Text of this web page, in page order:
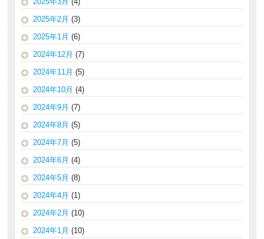
2025年2月 (3)
2025年1月 (6)
2024年12月 (7)
2024年11月 (5)
2024年10月 (4)
2024年9月 (7)
2024年8月 (5)
2024年7月 (5)
2024年6月 (4)
2024年5月 (8)
2024年4月 (1)
2024年2月 (10)
2024年1月 (10)